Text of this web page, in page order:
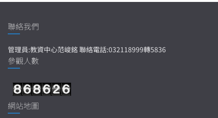
聯絡我們
管理員:教資中心范峻銘 聯絡電話:032118999轉5836
參觀人數
網站地圖